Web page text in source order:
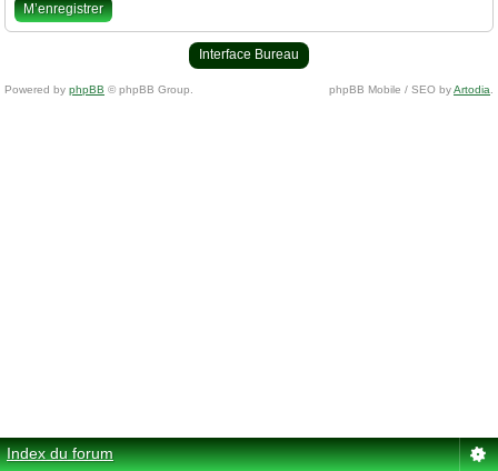
M’enregistrer
Interface Bureau
Powered by phpBB © phpBB Group. phpBB Mobile / SEO byArtodia
Index du forum